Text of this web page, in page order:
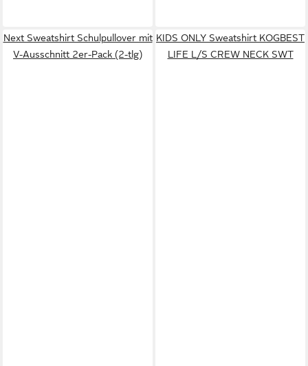
Next Sweatshirt Schulpullover mit
V-Ausschnitt 2er-Pack (2-tlg)
KIDS ONLY Sweatshirt KOGBEST
LIFE L/S CREW NECK SWT